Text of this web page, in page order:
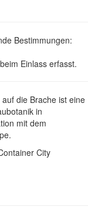
Bestimmungen:
Einlass erfasst.
die Brache ist eine
in
mit dem
City